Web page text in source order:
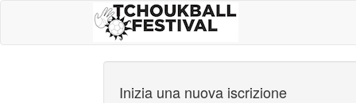
Inizia una nuova iscrizione